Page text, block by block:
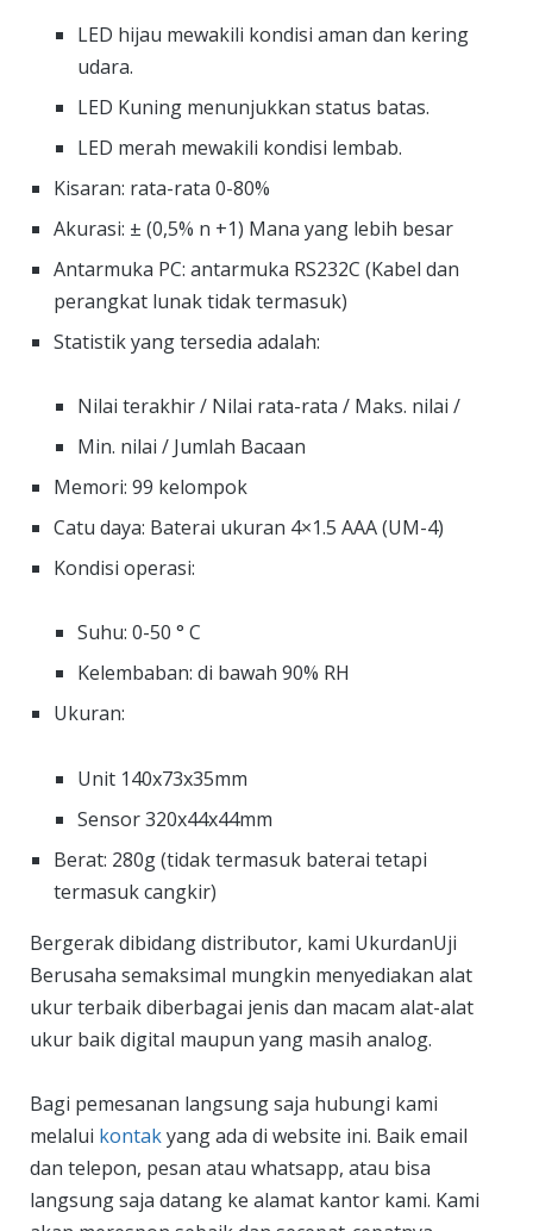
LED hijau mewakili kondisi aman dan kering
udara.
LED Kuning menunjukkan status batas.
LED merah mewakili kondisi lembab.
Kisaran: rata-rata 0-80%
Akurasi: ± (0,5% n +1) Mana yang lebih besar
Antarmuka PC: antarmuka RS232C (Kabel dan
perangkat lunak tidak termasuk)
Statistik yang tersedia adalah:
Nilai terakhir / Nilai rata-rata / Maks. nilai /
Min. nilai / Jumlah Bacaan
Memori: 99 kelompok
Catu daya: Baterai ukuran 4×1.5 AAA (UM-4)
Kondisi operasi:
Suhu: 0-50 ° C
Kelembaban: di bawah 90% RH
Ukuran:
Unit 140x73x35mm
Sensor 320x44x44mm
Berat: 280g (tidak termasuk baterai tetapi
termasuk cangkir)
Bergerak dibidang distributor, kami UkurdanUji
Berusaha semaksimal mungkin menyediakan alat
ukur terbaik diberbagai jenis dan macam alat-alat
ukur baik digital maupun yang masih analog.
Bagi pemesanan langsung saja hubungi kami
melalui kontakyang ada di website ini. Baik email
dan telepon, pesan atau whatsapp, atau bisa
langsung saja datang ke alamat kantor kami. Kami